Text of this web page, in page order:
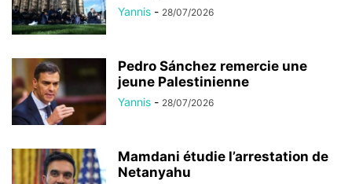
Yannis - 28/07/2026
Pedro Sánchez remercie une
jeune Palestinienne
Yannis - 28/07/2026
Mamdani étudie l’arrestation de
Netanyahu